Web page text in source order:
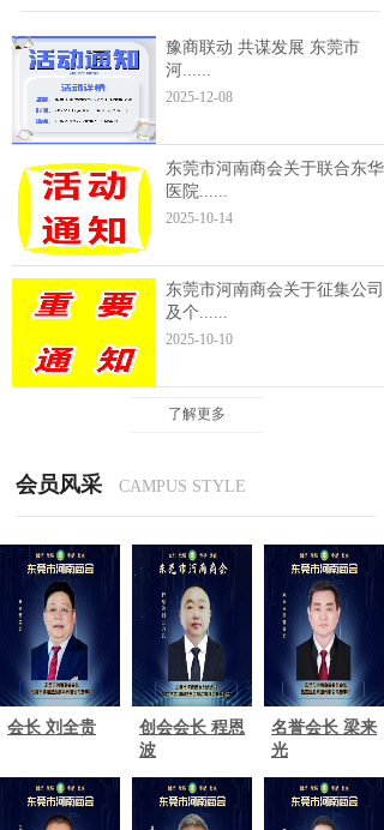
豫商联动 共谋发展 东莞市
河......
2025-12-08
东莞市河南商会关于联合东华
医院......
2025-10-14
东莞市河南商会关于征集公司
及个......
2025-10-10
了解更多
会员风采 CAMPUS STYLE
会长 刘全贵
创会会长 程恩
波
名誉会长 梁来
光